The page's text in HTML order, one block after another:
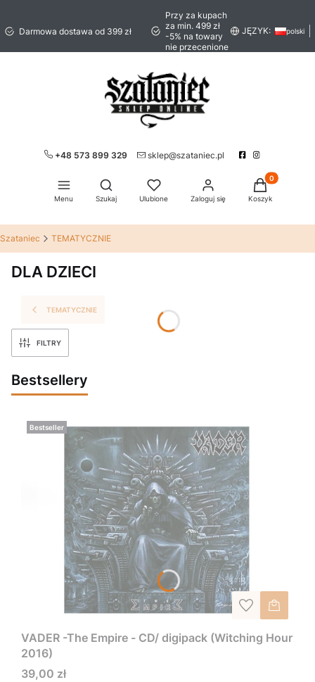
Darmowa dostawa od 399 zł
Przy za kupach
za min. 499 zł
-5% na towary
nie przecenione
JĘZYK: polski
+48 573 899 329 sklep@szataniec.pl
Menu
Otwórz wyszukiwarkę
Szukaj Ulubione Zaloguj się
Produkty w
Koszyk
Szataniec TEMATYCZNIE
DLA DZIECI
TEMATYCZNIE
FILTRY
Bestsellery
Bestseller
VADER -The Empire - CD/ digipack (Witching Hour
2016)
Cena
39,00 zł